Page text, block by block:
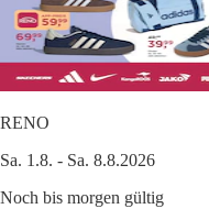
RENO
Sa. 1.8. - Sa. 8.8.2026
Noch bis morgen gültig